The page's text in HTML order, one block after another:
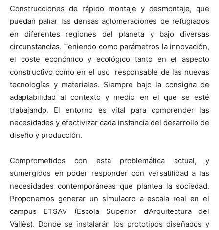
Construcciones de rápido montaje y desmontaje, que
puedan paliar las densas aglomeraciones de refugiados
en diferentes regiones del planeta y bajo diversas
circunstancias. Teniendo como parámetros la innovación,
el coste económico y ecológico tanto en el aspecto
constructivo como en el uso responsable de las nuevas
tecnologías y materiales. Siempre bajo la consigna de
adaptabilidad al contexto y medio en el que se esté
trabajando. El entorno es vital para comprender las
necesidades y efectivizar cada instancia del desarrollo de
diseño y producción.
Comprometidos con esta problemática actual, y
sumergidos en poder responder con versatilidad a las
necesidades contemporáneas que plantea la sociedad.
Proponemos generar un simulacro a escala real en el
campus ETSAV (Escola Superior d’Arquitectura del
Vallès). Donde se instalarán los prototipos diseñados y